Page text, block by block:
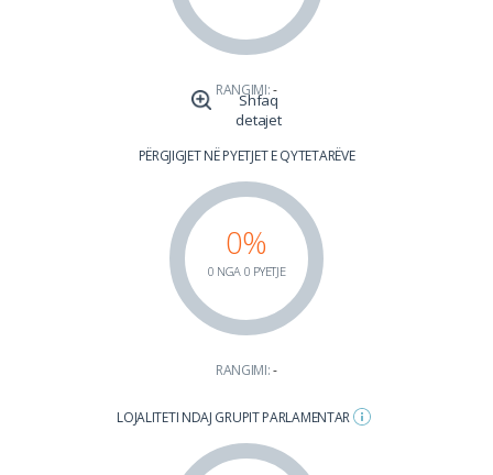
RANGIMI:-
Shfaq
detajet
PËRGJIGJET NË PYETJET E QYTETARËVE
0%
0 NGA 0 PYETJE
RANGIMI:-
LOJALITETI NDAJ GRUPIT PARLAMENTAR